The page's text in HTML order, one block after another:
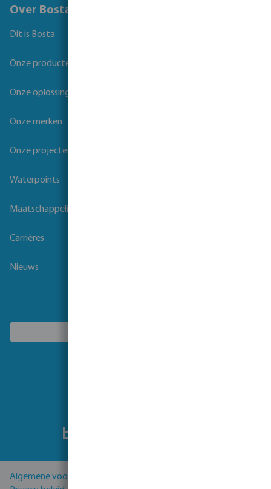
Over Bosta
Dit is Bosta
Onze producten
Onze oplossingen
Onze merken
Onze projecten
Waterpoints
Maatschappelijk verantwoord ondernemen
Carrières
Nieuws
Algemene voorwaarden